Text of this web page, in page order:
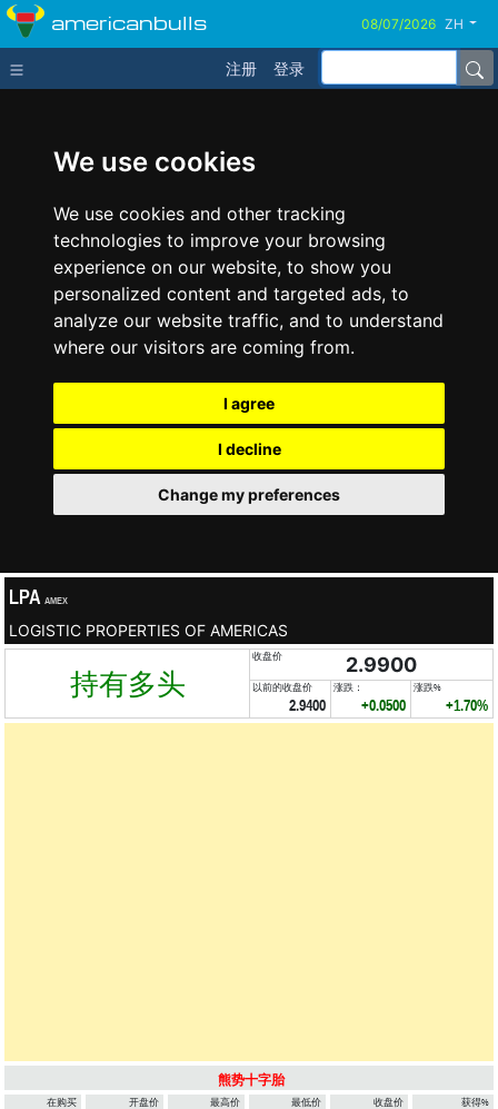
We use cookies
We use cookies and other tracking
technologies to improve your browsing
experience on our website, to show you
personalized content and targeted ads, to
analyze our website traffic, and to understand
where our visitors are coming from.
I agree
I decline
Change my preferences
americanbulls ZH
注册 登录
LPA AMEX
LOGISTIC PROPERTIES OF AMERICAS
持有多头
收盘价 2.9900
以前的收盘价
2.9400
涨跌：
+0.0500
涨跌%
+1.70%
熊势十字胎
在购买 开盘价 最高价 最低价 收盘价 获得%